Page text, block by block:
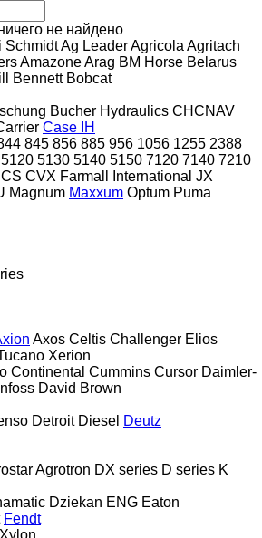
не найдено
SchmidtAg LeaderAgricola Agritach
AmazoneArag BM Horse Belarus
Bennett Bobcat
Bucher Hydraulics CHCNAV
Case IH
845 856 885 956 1056 1255 2388
5120 5130 5140 5150 7120 7140 7210
CS CVX Farmall International JX
Magnum Maxxum Optum Puma
Axos Celtis Challenger Elios
Xerion
Continental Cummins Cursor Daimler-
David Brown
Detroit Diesel Deutz
Agrotron DX series D series K
Dziekan ENG Eaton
Fendt
Xylon